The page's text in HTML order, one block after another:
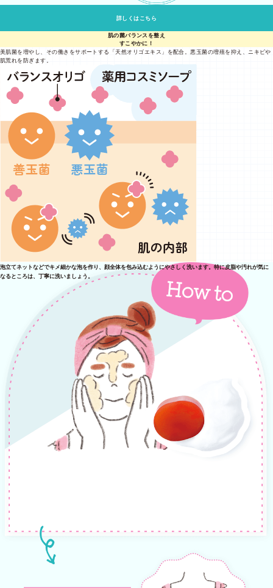
詳しくはこちら
肌の菌バランスを整え
すこやかに！
美肌菌を増やし、その働きをサポートする「天然オリゴエキス」を配合。悪玉菌の増殖を抑え、ニキビや
肌荒れを防ぎます。
泡立てネットなどでキメ細かな泡を作り、顔全体を包み込むようにやさしく洗います。特に皮脂や汚れが気に
なるところは、丁寧に洗いましょう。